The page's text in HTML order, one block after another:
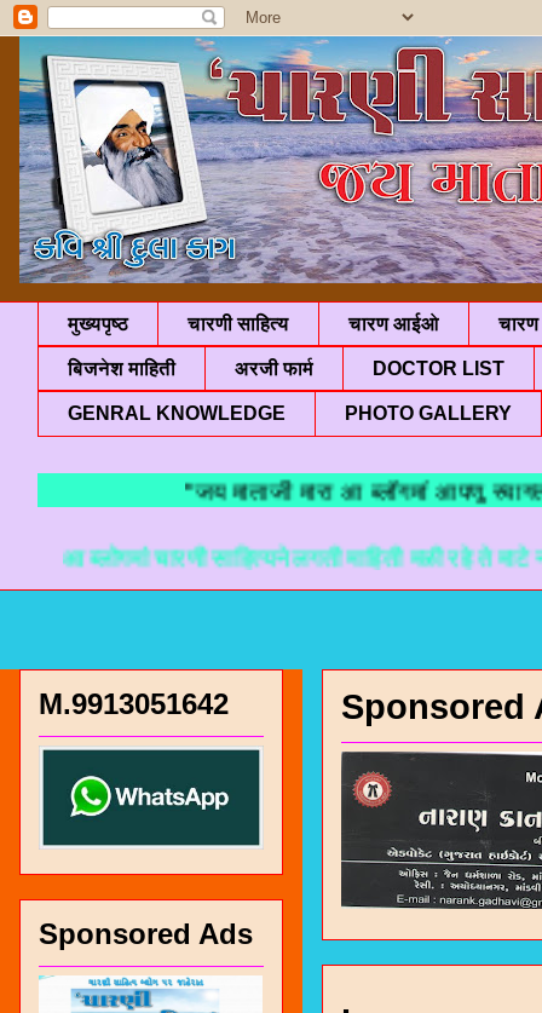
मुख्यपृष्ठ चारणी साहित्य चारण आईओ चारण
बिजनेश माहिती अरजी फार्म DOCTOR LIST
GENRAL KNOWLEDGE PHOTO GALLERY
"जय माताजी मारा आ ब्लॉगमां आपणु स्वागत
चारणी साहित्यने लगती माहिती मळी रहे ते माटे नानकडो
Sponsored
.
M.9913051642
Sponsored Ads